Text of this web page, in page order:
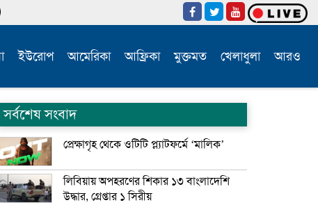
ইউরোপ আমেরিকা আফ্রিকা মুক্তমত খেলাধুলা আরও
সর্বশেষ সংবাদ
প্রেক্ষাগৃহ থেকে ওটিটি প্ল্যাটফর্মে ‘মালিক’
লিবিয়ায় অপহরণের শিকার ১৩ বাংলাদেশি
উদ্ধার, গ্রেপ্তার ১ সিরীয়